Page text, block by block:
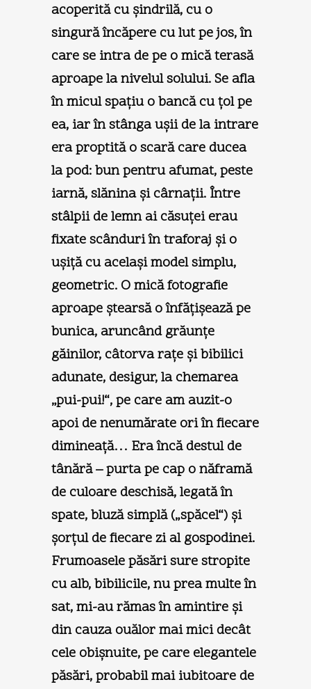
acoperită cu şindrilă, cu o
singură încăpere cu lut pe jos, în
care se intra de pe o mică terasă
aproape la nivelul solului. Se afla
în micul spaţiu o bancă cu ţol pe
ea, iar în stânga uşii de la intrare
era proptită o scară care ducea
la pod: bun pentru afumat, peste
iarnă, slănina şi cârnaţii. Între
stâlpii de lemn ai căsuţei erau
fixate scânduri în traforaj şi o
uşiţă cu acelaşi model simplu,
geometric. O mică fotografie
aproape ştearsă o înfăţişează pe
bunica, aruncând grăunţe
găinilor, câtorva raţe şi bibilici
adunate, desigur, la chemarea
„pui-pui!“, pe care am auzit-o
apoi de nenumărate ori în fiecare
dimineaţă… Era încă destul de
tânără – purta pe cap o năframă
de culoare deschisă, legată în
spate, bluză simplă („spăcel“) şi
şorţul de fiecare zi al gospodinei.
Frumoasele păsări sure stropite
cu alb, bibilicile, nu prea multe în
sat, mi-au rămas în amintire şi
din cauza ouălor mai mici decât
cele obişnuite, pe care elegantele
păsări, probabil mai iubitoare de